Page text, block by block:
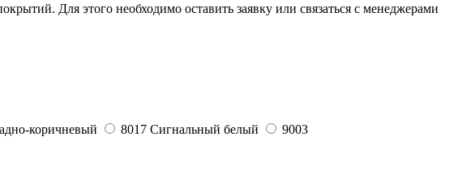
Для этого необходимо оставить заявку или связаться с менеджерами
коричневый 8017 Сигнальный белый
9003